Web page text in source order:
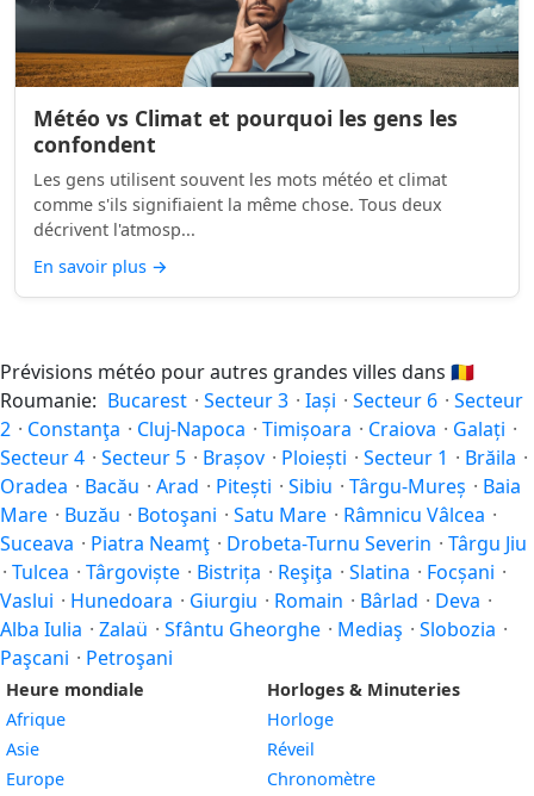
Météo vs Climat et pourquoi les gens les
confondent
Les gens utilisent souvent les mots météo et climat
comme s'ils signifiaient la même chose. Tous deux
décrivent l'atmosp...
En savoir plus →
Prévisions météo pour autres grandes villes dans 🇷🇴
Roumanie: Bucarest · Secteur 3 · Iași · Secteur 6 · Secteur
2 · Constanţa · Cluj-Napoca · Timișoara · Craiova · Galați ·
Secteur 4 · Secteur 5 · Brașov · Ploiești · Secteur 1 · Brăila ·
Oradea · Bacău · Arad · Pitești · Sibiu · Târgu-Mureș · Baia
Mare · Buzău · Botoşani · Satu Mare · Râmnicu Vâlcea ·
Suceava · Piatra Neamţ · Drobeta-Turnu Severin · Târgu Jiu
· Tulcea · Târgoviște · Bistrița · Reşiţa · Slatina · Focșani ·
Vaslui · Hunedoara · Giurgiu · Romain · Bârlad · Deva ·
Alba Iulia · Zalaü · Sfântu Gheorghe · Mediaş · Slobozia ·
Paşcani · Petroşani
Heure mondiale
Afrique
Asie
Europe
Horloges & Minuteries
Horloge
Réveil
Chronomètre